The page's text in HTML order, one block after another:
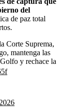
del
de paz total
Corte Suprema,
mantenga las
y rechace la